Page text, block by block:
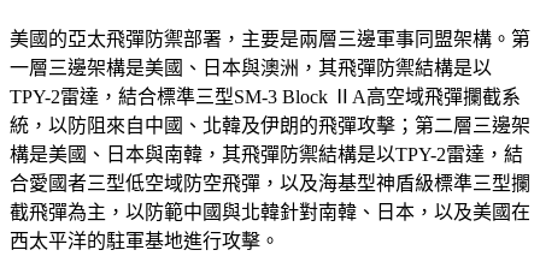
美國的亞太飛彈防禦部署，主要是兩層三邊軍事同盟架構。第
一層三邊架構是美國、日本與澳洲，其飛彈防禦結構是以
TPY-2雷達，結合標準三型SM-3 Block ⅡA高空域飛彈攔截系
統，以防阻來自中國、北韓及伊朗的飛彈攻擊；第二層三邊架
構是美國、日本與南韓，其飛彈防禦結構是以TPY-2雷達，結
合愛國者三型低空域防空飛彈，以及海基型神盾級標準三型攔
截飛彈為主，以防範中國與北韓針對南韓、日本，以及美國在
西太平洋的駐軍基地進行攻擊。